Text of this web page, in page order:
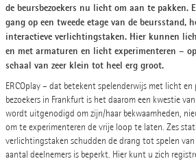
de beursbezoekers nu licht om aan te pakken.
gang op een tweede etage van de beursstand,
interactieve verlichtingstaken. Hier kunnen
en met armaturen en licht experimenteren –
schaal van zeer klein tot heel erg groot.
ERCOplay – dat betekent spelenderwijs met licht
bezoekers in Frankfurt is het daarom een kwestie
wordt uitgenodigd om zijn/haar bekwaamheden,
om te experimenteren de vrije loop te laten. Zes
verlichtingstaken schudden de drang tot spelen
aantal deelnemers is beperkt. Hier kunt u zich